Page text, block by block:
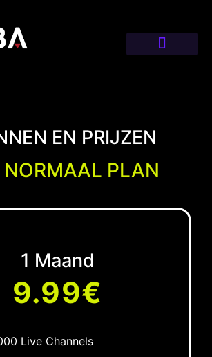
EN PRIJZEN
NORMAAL PLAN
1 Maand
9.99€
Live Channels